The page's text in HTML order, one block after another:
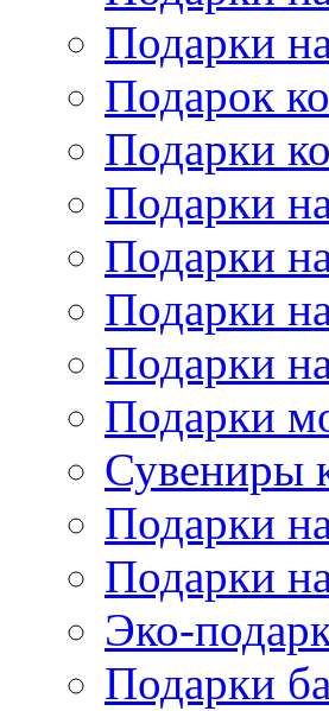
Подарки
Подарок
Подарки
Подарки
Подарки
Подарки
Подарки
Подарки
Сувениры
Подарки
Подарки
Эко-
Подарки